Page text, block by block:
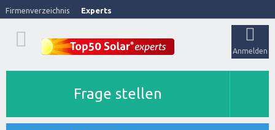
Firmenverzeichnis Experts
Anmelden
Frage stellen